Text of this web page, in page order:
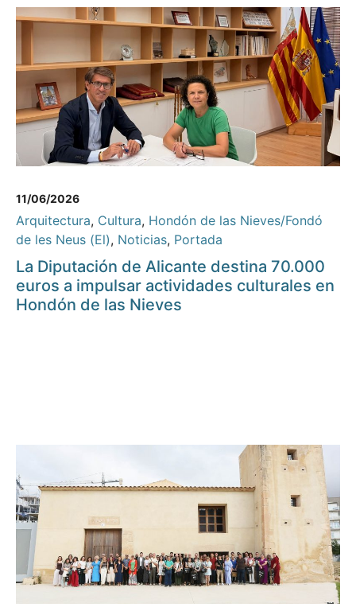
11/06/2026
Arquitectura, Cultura, Hondón de las Nieves/Fondó
de les Neus (El), Noticias, Portada
La Diputación de Alicante destina 70.000
euros a impulsar actividades culturales en
Hondón de las Nieves